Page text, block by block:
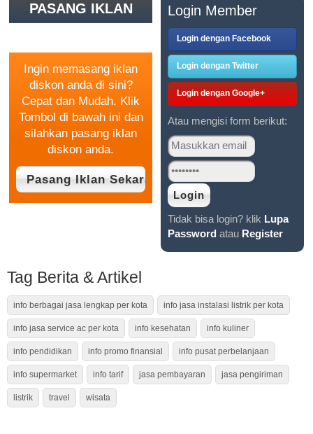
PASANG IKLAN
Ingin memasang iklan
diskon anda di sini?
Cepat dan Mudah. Klik
Tombol di bawah ini dan
silahkan pasang iklan
diskon anda.
Login Member
Login dengan Facebook
Login dengan Twitter
Login dengan Google+
Atau mengisi form berikut:
Tidak bisa login? klik Lupa
Password atau Register
Tag Berita & Artikel
info berbagai jasa lengkap per kota info jasa instalasi listrik per kota
info jasa service ac per kota info kesehatan info kuliner
info pendidikan info promo finansial info pusat perbelanjaan
info supermarket info tarif jasa pembayaran jasa pengiriman
listrik travel wisata